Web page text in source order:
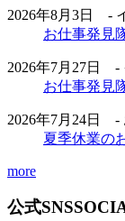
2026年8月3日 -
お仕事発見
2026年7月27日 -
お仕事発見
2026年7月24日 -
夏季休業の
more
公式SNS